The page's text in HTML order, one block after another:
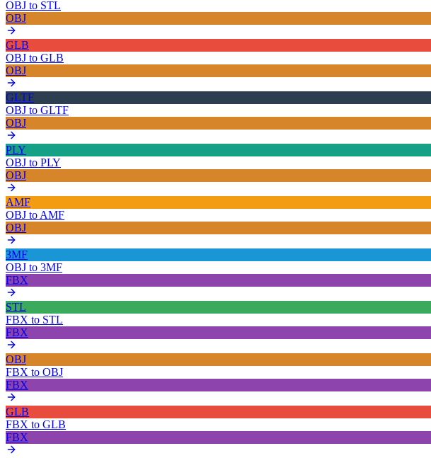
OBJ to STL
OBJ
GLB
OBJ to GLB
OBJ
GLTF
OBJ to GLTF
OBJ
PLY
OBJ to PLY
OBJ
AMF
OBJ to AMF
OBJ
3MF
OBJ to 3MF
FBX
STL
FBX to STL
FBX
OBJ
FBX to OBJ
FBX
GLB
FBX to GLB
FBX